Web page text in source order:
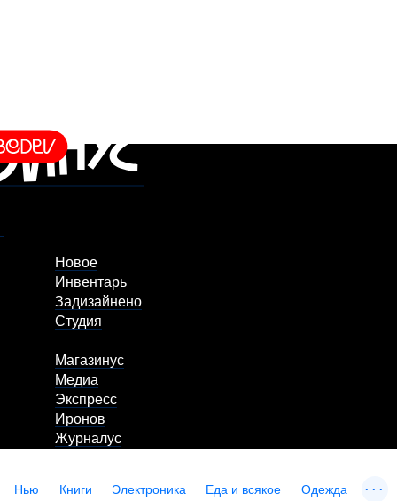
Новое
Инвентарь
Задизайнено
Студия
Магазинус
Медиа
Экспресс
Иронов
Журналус
Нью Книги Электроника Еда и всякое Одежда ...